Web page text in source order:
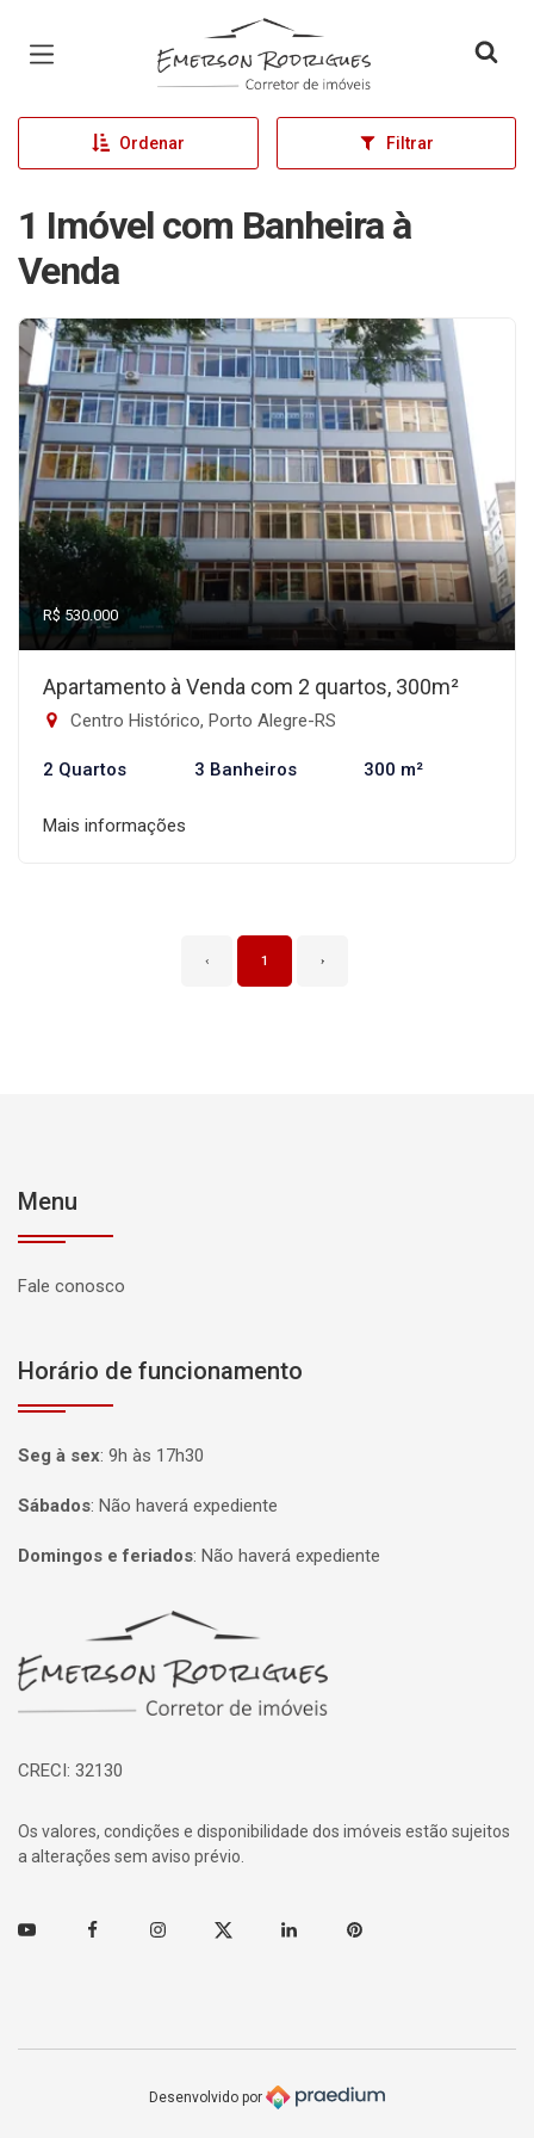
Página inicial
Ordenar Filtrar
1 Imóvel com Banheira à
Venda
R$ 530.000
Apartamento à Venda com 2 quartos, 300m²
Centro Histórico, Porto Alegre-RS
2 Quartos 3 Banheiros 300 m²
Mais informações
‹ 1 ›
Menu
Fale conosco
Horário de funcionamento
Seg à sex: 9h às 17h30
Sábados: Não haverá expediente
Domingos e feriados: Não haverá expediente
Página inicial
CRECI: 32130
Os valores, condições e disponibilidade dos imóveis estão sujeitos
a alterações sem aviso prévio.
Youtube FacebookInstagramTwitter Linkedin Pinterest
Desenvolvido por